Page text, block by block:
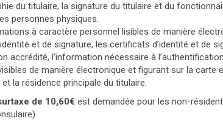
du titulaire, la signature du titulaire et du
personnes physiques.
à caractère personnel lisibles de manière
et de signature, les certificats d’identité et de
accrédité, l’information nécessaire à
de manière électronique et figurant sur la carte
la résidence principale du titulaire.
de 10,60€ est demandée pour les non-